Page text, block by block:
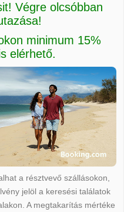
Végre olcsóbban
minimum 15%
elérhető.
a résztvevő szállásokon,
jelöl a keresési találatok
A megtakarítás mértéke